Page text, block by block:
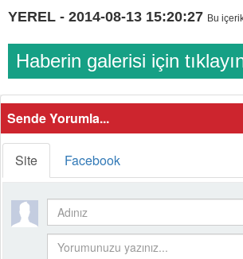
YEREL - 2014-08-13 15:20:27 Bu
Haberin galerisi için
Sende Yorumla...
Site Facebook